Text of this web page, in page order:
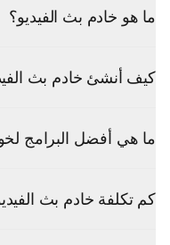
ما هو خادم بث الفيديو؟
كيف أنشئ خادم بث
ما هي أفضل البرامج
كم تكلفة خادم بث